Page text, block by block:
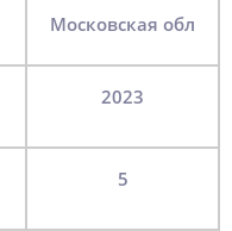
Московская обл
2023
5